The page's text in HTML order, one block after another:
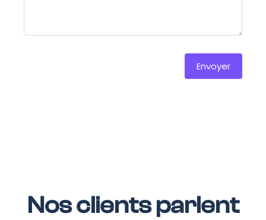
Envoyer
Nos clients parlent